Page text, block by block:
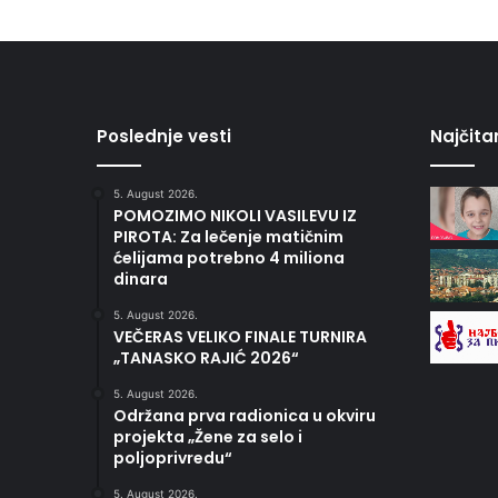
Poslednje vesti
5. August 2026.
POMOZIMO NIKOLI VASILEVU IZ
PIROTA: Za lečenje matičnim
ćelijama potrebno 4 miliona
dinara
5. August 2026.
VEČERAS VELIKO FINALE TURNIRA
„TANASKO RAJIĆ 2026“
5. August 2026.
Održana prva radionica u okviru
projekta „Žene za selo i
poljoprivredu“
5. August 2026.